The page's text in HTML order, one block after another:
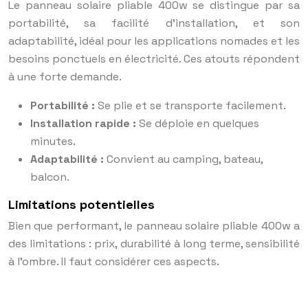
Le panneau solaire pliable 400w se distingue par sa
portabilité, sa facilité d’installation, et son
adaptabilité, idéal pour les applications nomades et les
besoins ponctuels en électricité. Ces atouts répondent
à une forte demande.
Portabilité : Se plie et se transporte facilement.
Installation rapide : Se déploie en quelques
minutes.
Adaptabilité : Convient au camping, bateau,
balcon.
Limitations potentielles
Bien que performant, le panneau solaire pliable 400w a
des limitations : prix, durabilité à long terme, sensibilité
à l’ombre. Il faut considérer ces aspects.